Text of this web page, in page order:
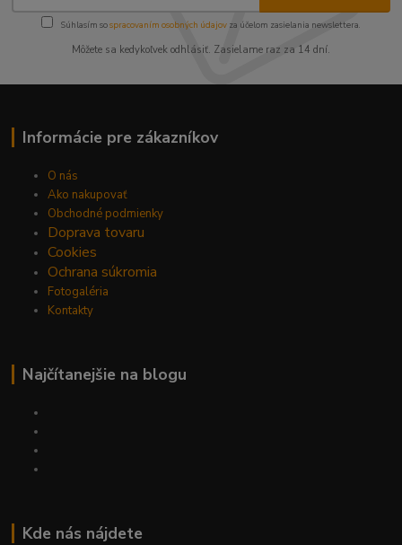
Súhlasím sospracovaním osobných údajov za účelom zasielania newslettera.
Môžete sa kedykoľvek odhlásiť. Zasielame raz za 14 dní.
Informácie pre zákazníkov
O nás
Ako nakupovať
Obchodné podmienky
Doprava tovaru
Cookies
Ochrana súkromia
Fotogaléria
Kontakty
Najčítanejšie na blogu
Kde nás nájdete